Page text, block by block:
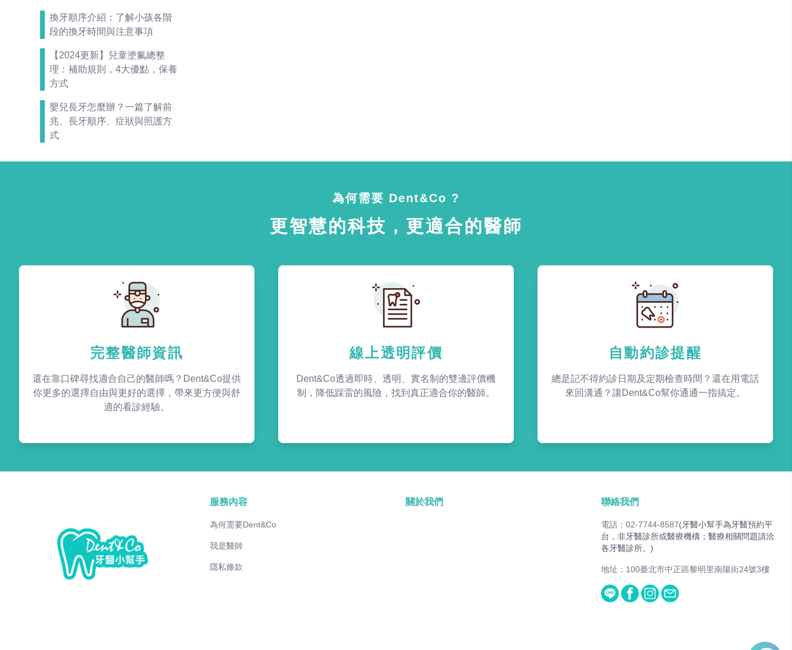
換牙順序介紹：了解小孩各階
段的換牙時間與注意事項
【2024更新】兒童塗氟總整
理：補助規則，4大優點，保養
方式
嬰兒長牙怎麼辦？一篇了解前
兆、長牙順序、症狀與照護方
式
為何需要 Dent&Co ?
更智慧的科技，更適合的醫師
完整醫師資訊
還在靠口碑尋找適合自己的醫師嗎？Dent&Co提供
你更多的選擇自由與更好的選擇，帶來更方便與舒
適的看診經驗。
線上透明評價
Dent&Co透過即時、透明、實名制的雙邊評價機
制，降低踩雷的風險，找到真正適合你的醫師。
自動約診提醒
總是記不得約診日期及定期檢查時間？還在用電話
來回溝通？讓Dent&Co幫你通通一指搞定。
服務內容
為何需要Dent&Co
我是醫師
隱私條款
關於我們 聯絡我們
電話：02-7744-8587(牙醫小幫手為牙醫預約平
台，非牙醫診所或醫療機構；醫療相關問題請洽
各牙醫診所。)
地址：100臺北市中正區黎明里南陽街24號3樓